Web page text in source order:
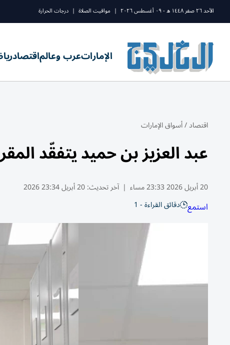
الأحد ٢٦ صفر ١٤٤٨ ه - ٠٩ أغسطس ٢٠٢٦ | مواقيت الصلاة | درجات الحرارة
الإماراتعرب وعالماقتصاد
اقتصاد/أسواق الإمارات
عبد العزيز بن حميد يتفقّد
20 أبريل 2026 23:33 مساء | آخر تحديث:20 أبريل 23:34 2026
استمع دقائق القراءة - 1